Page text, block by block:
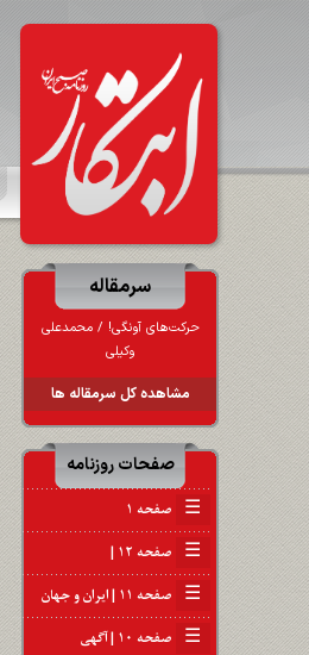
سرمقاله
حرکت‌های آونگی! / محمدعلی
وکیلی
مشاهده کل سرمقاله ها
صفحات روزنامه
☰ صفحه ۱
☰ صفحه ۱۲ |
☰ صفحه ۱۱ | ایران و جهان
☰ صفحه ۱۰ | آگهی